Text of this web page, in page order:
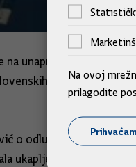
unaprjeđenja
operatera
o odluci
ukapljenoga prirodnog
Na ovoj
prilagodite